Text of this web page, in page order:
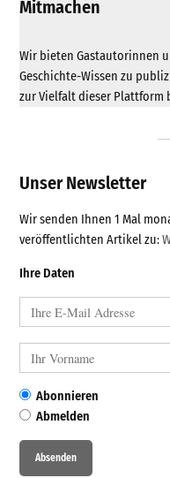
Mitmachen
Wir bieten Gastautorinnen
Geschichte-Wissen zu
zur Vielfalt dieser Plattform
Unser Newsletter
Wir senden Ihnen 1 Mal
veröffentlichten Artikel zu:
Ihre Daten
Abonnieren
Abmelden